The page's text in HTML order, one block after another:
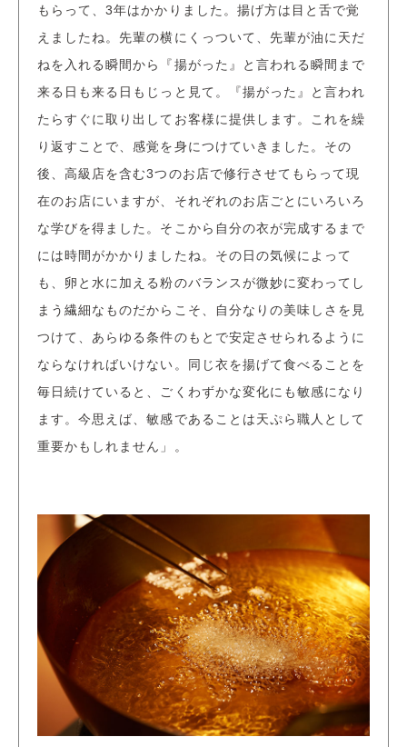
もらって、3年はかかりました。揚げ方は目と舌で覚
えましたね。先輩の横にくっついて、先輩が油に天だ
ねを入れる瞬間から『揚がった』と言われる瞬間まで
来る日も来る日もじっと見て。『揚がった』と言われ
たらすぐに取り出してお客様に提供します。これを繰
り返すことで、感覚を身につけていきました。その
後、高級店を含む3つのお店で修行させてもらって現
在のお店にいますが、それぞれのお店ごとにいろいろ
な学びを得ました。そこから自分の衣が完成するまで
には時間がかかりましたね。その日の気候によって
も、卵と水に加える粉のバランスが微妙に変わってし
まう繊細なものだからこそ、自分なりの美味しさを見
つけて、あらゆる条件のもとで安定させられるように
ならなければいけない。同じ衣を揚げて食べることを
毎日続けていると、ごくわずかな変化にも敏感になり
ます。今思えば、敏感であることは天ぷら職人として
重要かもしれません」。